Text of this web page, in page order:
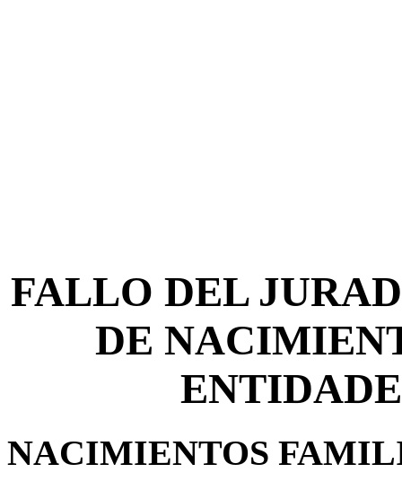
FALLO DEL
DE
NACIMIENTOS